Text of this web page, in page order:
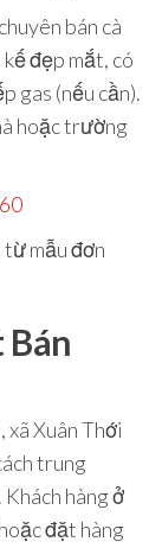
bán cà
đẹp mắt, có
gas (nếu cần).
hoặc trường
mẫu đơn
Xuân Thới
trung
hàng ở
đặt hàng